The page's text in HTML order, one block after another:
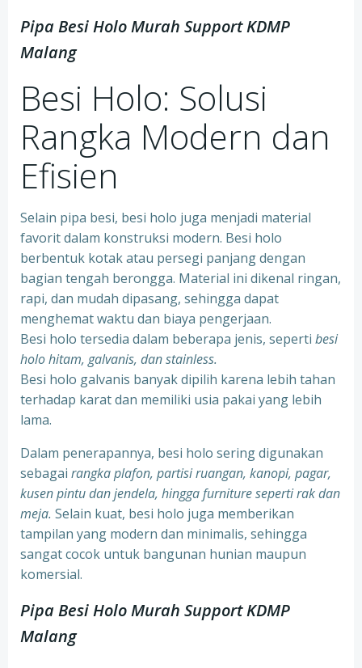
Pipa Besi Holo Murah Support KDMP
Malang
Besi Holo: Solusi
Rangka Modern dan
Efisien
Selain pipa besi, besi holo juga menjadi material
favorit dalam konstruksi modern. Besi holo
berbentuk kotak atau persegi panjang dengan
bagian tengah berongga. Material ini dikenal ringan,
rapi, dan mudah dipasang, sehingga dapat
menghemat waktu dan biaya pengerjaan.
Besi holo tersedia dalam beberapa jenis, seperti besi
holo hitam, galvanis, dan stainless.
Besi holo galvanis banyak dipilih karena lebih tahan
terhadap karat dan memiliki usia pakai yang lebih
lama.
Dalam penerapannya, besi holo sering digunakan
sebagai rangka plafon, partisi ruangan, kanopi, pagar,
kusen pintu dan jendela, hingga furniture seperti rak dan
meja. Selain kuat, besi holo juga memberikan
tampilan yang modern dan minimalis, sehingga
sangat cocok untuk bangunan hunian maupun
komersial.
Pipa Besi Holo Murah Support KDMP
Malang